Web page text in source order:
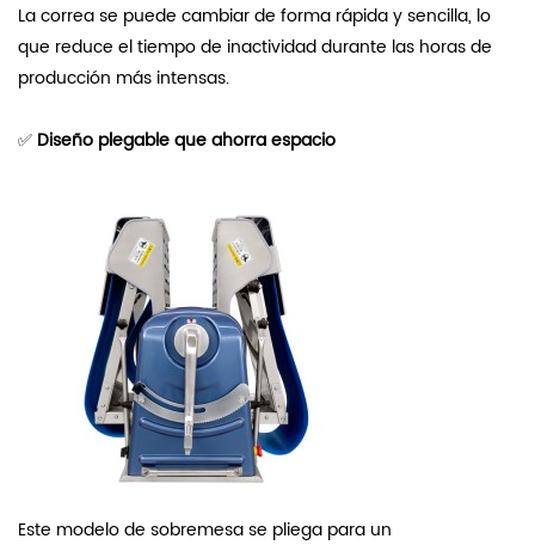
La correa se puede cambiar de forma rápida y sencilla, lo
que reduce el tiempo de inactividad durante las horas de
producción más intensas.
✅ Diseño plegable que ahorra espacio
Este modelo de sobremesa se pliega para un